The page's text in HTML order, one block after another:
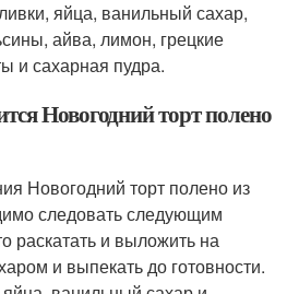
яйца, ванильный сахар,
айва, лимон, грецкие
и сахарная пудра.
Новогодний торт полено
Новогодний торт полено из
следовать следующим
раскатать и выложить на
и выпекать до готовности.